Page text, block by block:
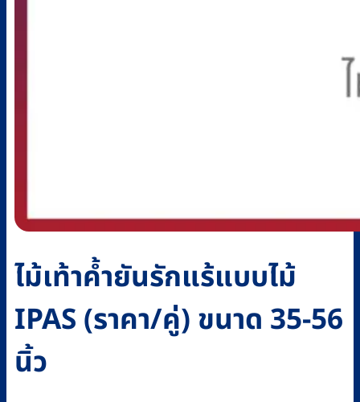
ไม้เท้าค้ำยันรักแร้แบบไม้
IPAS (ราคา/คู่) ขนาด 35-56
นิ้ว